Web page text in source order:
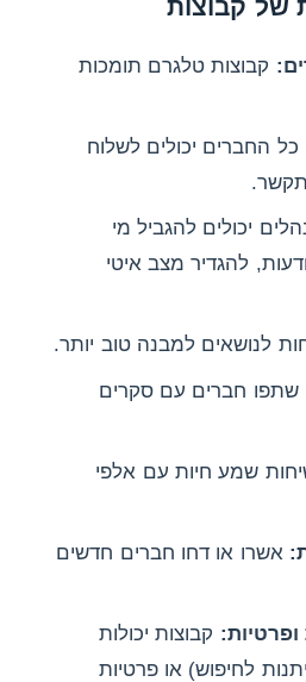
של קבוצות
קבוצות טלגרם תומכות
כל החברים יכולים לשלוח
יכולים להגביל מי
להגדיר מצב איטי
לנושאים למבנה טוב יותר.
שתפו חברים עם סקרים
שמע חיות עם אלפי
אשרו או דחו חברים חדשים
ופרטיות: קבוצות יכולות
לחיפוש) או פרטיות